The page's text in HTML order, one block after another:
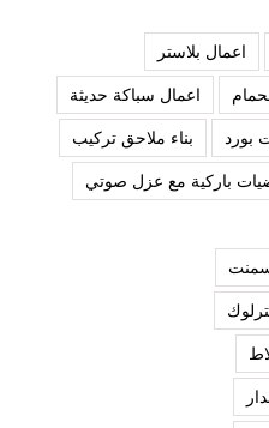
اعمال بلاستر
اعمال سباكة حديثة
بورد
بناء ملاحق تركيب
باركية مع عزل صوتي